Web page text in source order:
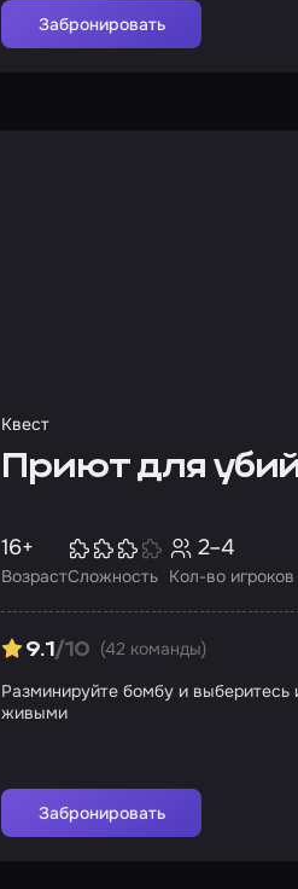
Забронировать
Квест
Приют для
Возраст
16+
Сложность Кол-во игроков
2–4
9.1/10 (42 команды)
Разминируйте бомбу и выберитесь
живыми
Забронировать